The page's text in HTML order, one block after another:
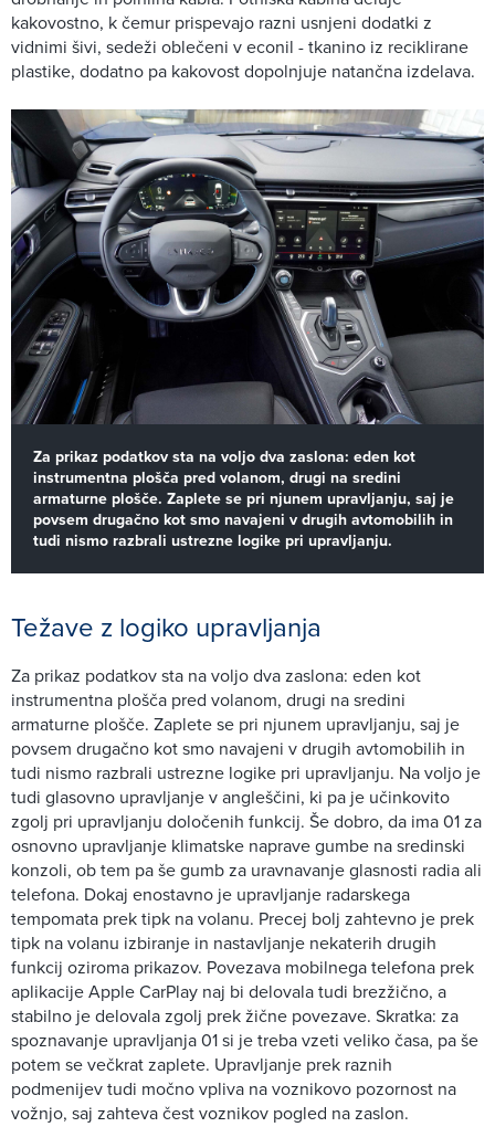
kakovostno, k čemur prispevajo razni usnjeni dodatki z
vidnimi šivi, sedeži oblečeni v econil - tkanino iz reciklirane
plastike, dodatno pa kakovost dopolnjuje natančna izdelava.
Za prikaz podatkov sta na voljo dva zaslona: eden kot
instrumentna plošča pred volanom, drugi na sredini
armaturne plošče. Zaplete se pri njunem upravljanju, saj je
povsem drugačno kot smo navajeni v drugih avtomobilih in
tudi nismo razbrali ustrezne logike pri upravljanju.
Težave z logiko upravljanja
Za prikaz podatkov sta na voljo dva zaslona: eden kot
instrumentna plošča pred volanom, drugi na sredini
armaturne plošče. Zaplete se pri njunem upravljanju, saj je
povsem drugačno kot smo navajeni v drugih avtomobilih in
tudi nismo razbrali ustrezne logike pri upravljanju. Na voljo je
tudi glasovno upravljanje v angleščini, ki pa je učinkovito
zgolj pri upravljanju določenih funkcij. Še dobro, da ima 01 za
osnovno upravljanje klimatske naprave gumbe na sredinski
konzoli, ob tem pa še gumb za uravnavanje glasnosti radia ali
telefona. Dokaj enostavno je upravljanje radarskega
tempomata prek tipk na volanu. Precej bolj zahtevno je prek
tipk na volanu izbiranje in nastavljanje nekaterih drugih
funkcij oziroma prikazov. Povezava mobilnega telefona prek
aplikacije Apple CarPlay naj bi delovala tudi brezžično, a
stabilno je delovala zgolj prek žične povezave. Skratka: za
spoznavanje upravljanja 01 si je treba vzeti veliko časa, pa še
potem se večkrat zaplete. Upravljanje prek raznih
podmenijev tudi močno vpliva na voznikovo pozornost na
vožnjo, saj zahteva čest voznikov pogled na zaslon.